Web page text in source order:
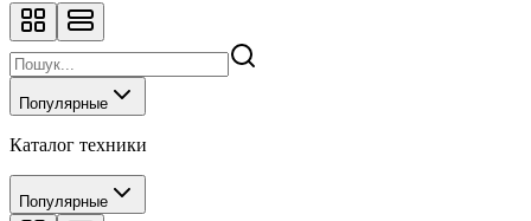
Популярные
Каталог техники
Популярные